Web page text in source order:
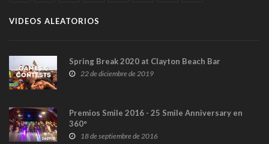
VIDEOS ALEATORIOS
Spring Break 2020 at Clayton Beach Bar
22 de diciembre de 2019
Premios Smile 2016 - 25 Smile Anniversary en
360°
18 de septiembre de 2016